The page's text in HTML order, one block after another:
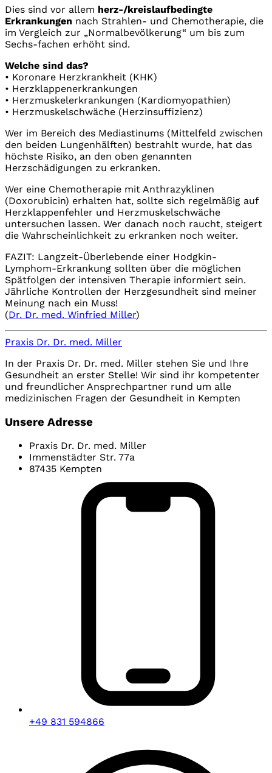
Dies sind vor allem herz-/kreislaufbedingte
Erkrankungen nach Strahlen- und Chemotherapie, die
im Vergleich zur „Normalbevölkerung“ um bis zum
Sechs-fachen erhöht sind.
Welche sind das?
• Koronare Herzkrankheit (KHK)
• Herzklappenerkrankungen
• Herzmuskelerkrankungen (Kardiomyopathien)
• Herzmuskelschwäche (Herzinsuffizienz)
Wer im Bereich des Mediastinums (Mittelfeld zwischen
den beiden Lungenhälften) bestrahlt wurde, hat das
höchste Risiko, an den oben genannten
Herzschädigungen zu erkranken.
Wer eine Chemotherapie mit Anthrazyklinen
(Doxorubicin) erhalten hat, sollte sich regelmäßig auf
Herzklappenfehler und Herzmuskelschwäche
untersuchen lassen. Wer danach noch raucht, steigert
die Wahrscheinlichkeit zu erkranken noch weiter.
FAZIT: Langzeit-Überlebende einer Hodgkin-
Lymphom-Erkrankung sollten über die möglichen
Spätfolgen der intensiven Therapie informiert sein.
Jährliche Kontrollen der Herzgesundheit sind meiner
Meinung nach ein Muss!
(Dr. Dr. med. Winfried Miller)
Praxis Dr. Dr. med. Miller
In der Praxis Dr. Dr. med. Miller stehen Sie und Ihre
Gesundheit an erster Stelle! Wir sind ihr kompetenter
und freundlicher Ansprechpartner rund um alle
medizinischen Fragen der Gesundheit in Kempten
Unsere Adresse
Praxis Dr. Dr. med. Miller
Immenstädter Str. 77a
87435 Kempten
+49 831 594866